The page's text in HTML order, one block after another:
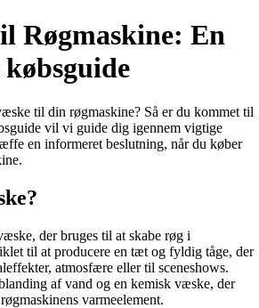
Røgmaskine: En
til din røgmaskine? Så er du kommet til
vil vi guide dig igennem vigtige
en informeret beslutning, når du køber
der bruges til at skabe røg i
til at producere en tæt og fyldig tåge, der
atmosfære eller til sceneshows.
af vand og en kemisk væske, der
varmeelement.